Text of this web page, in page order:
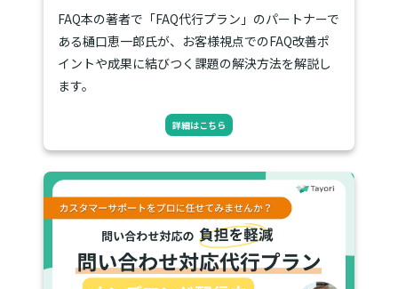
FAQ本の著者で「FAQ代行プラン」のパートナーで
ある樋口恵一郎氏が、お客様視点でのFAQ改善ポ
イントや成果に結びつく課題の解決方法を解説し
ます。
詳細はこちら